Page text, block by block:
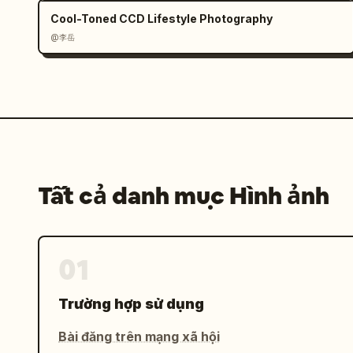
- "soft life"
- "stay cozy"
- "create & grow"
- phông chữ viết tay
- làm nổi bật có chọn lọc bằng màu
- Bao quanh bằng các nhãn dán chibi +
- Giữ bố cục cân đối, sạch sẽ, không
Cool-Toned CCD Lifestyle Photography
@李岳
Tất cả danh mục Hình ảnh
Trường hợp sử dụng
Bài đăng trên mạng xã hội